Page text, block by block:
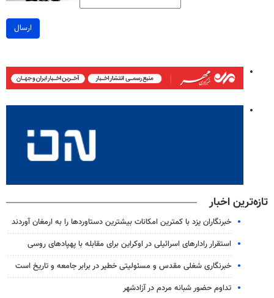
ارسال
تازه‌ترین اخبار
خبرنگاران یزد با کمترین امکانات بیشترین دستاوردها را به ارمغان آوردند
استقرار رادارهای اسرائیلی در اوکراین برای مقابله با پهپادهای روسی
خبرنگاری شغلی مقدس و مسئولیتی خطیر در برابر جامعه و تاریخ است
تداوم حضور شبانه مردم در آزادشهر